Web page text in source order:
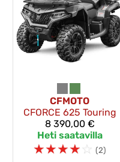
CFMOTO
CFORCE 625 Touring
8 390,00 €
Heti saatavilla
☆☆☆☆☆ (2)